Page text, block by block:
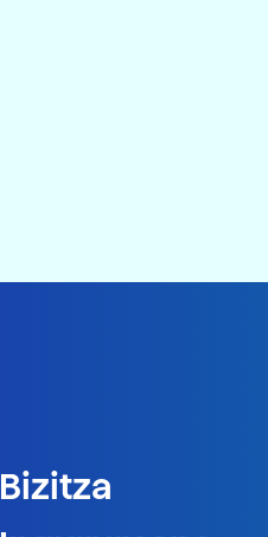
Bizitza